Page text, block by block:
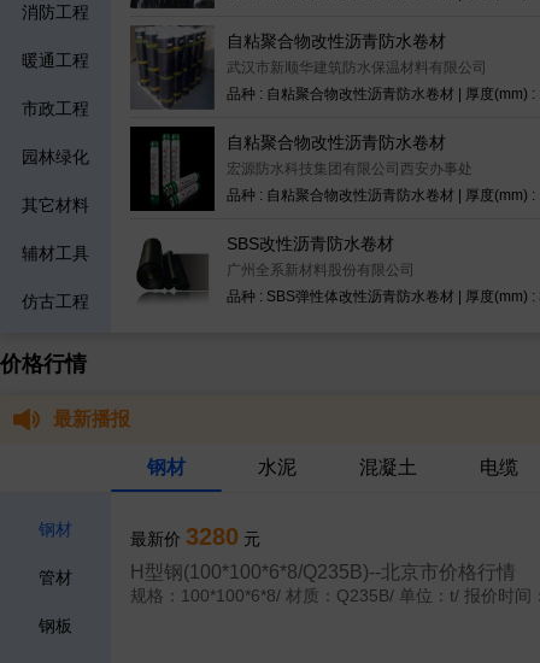
消防工程
暖通工程
市政工程
园林绿化
其它材料
辅材工具
仿古工程
装配式
自粘聚合物改性沥青防水卷材
武汉市新顺华建筑防水保温材料有限公司
自粘聚合物改性沥青防水卷材
宏源防水科技集团有限公司西安办事处
SBS改性沥青防水卷材
广州全系新材料股份有限公司
价格行情
最新播报
钢材 水泥 混凝土 电缆
钢材
管材
钢板
最新价 3280 元
H型钢(100*100*6*8/Q235B)--北京市价格行情
规格：100*100*6*8/ 材质：Q235B/ 单位：t/ 报价时间